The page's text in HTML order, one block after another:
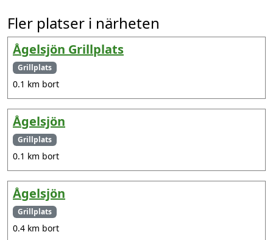
Fler platser i närheten
Ågelsjön Grillplats
Grillplats
0.1 km bort
Ågelsjön
Grillplats
0.1 km bort
Ågelsjön
Grillplats
0.4 km bort